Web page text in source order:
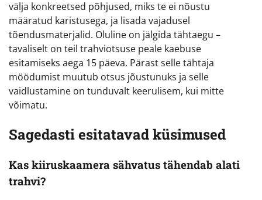
välja konkreetsed põhjused, miks te ei nõustu
määratud karistusega, ja lisada vajadusel
tõendusmaterjalid. Oluline on jälgida tähtaegu –
tavaliselt on teil trahviotsuse peale kaebuse
esitamiseks aega 15 päeva. Pärast selle tähtaja
möödumist muutub otsus jõustunuks ja selle
vaidlustamine on tunduvalt keerulisem, kui mitte
võimatu.
Sagedasti esitatavad küsimused
Kas kiiruskaamera sähvatus tähendab alati
trahvi?